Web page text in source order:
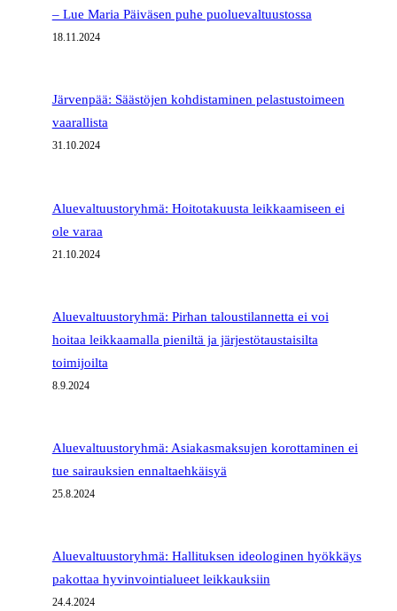
– Lue Maria Päiväsen puhe puoluevaltuustossa
18.11.2024
Järvenpää: Säästöjen kohdistaminen pelastustoimeen
vaarallista
31.10.2024
Aluevaltuustoryhmä: Hoitotakuusta leikkaamiseen ei
ole varaa
21.10.2024
Aluevaltuustoryhmä: Pirhan taloustilannetta ei voi
hoitaa leikkaamalla pieniltä ja järjestötaustaisilta
toimijoilta
8.9.2024
Aluevaltuustoryhmä: Asiakasmaksujen korottaminen ei
tue sairauksien ennaltaehkäisyä
25.8.2024
Aluevaltuustoryhmä: Hallituksen ideologinen hyökkäys
pakottaa hyvinvointialueet leikkauksiin
24.4.2024